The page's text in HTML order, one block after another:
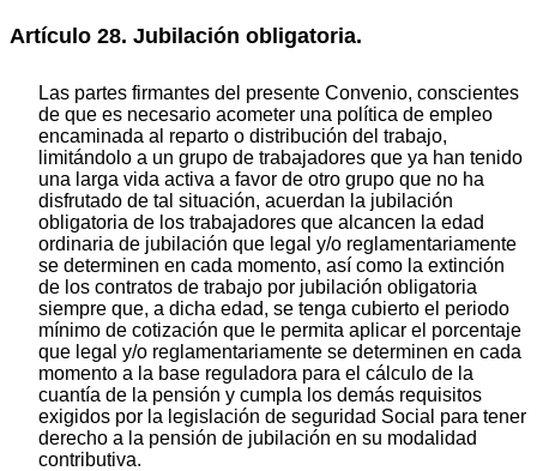
Artículo 28. Jubilación obligatoria.
Las partes firmantes del presente Convenio, conscientes
de que es necesario acometer una política de empleo
encaminada al reparto o distribución del trabajo,
limitándolo a un grupo de trabajadores que ya han tenido
una larga vida activa a favor de otro grupo que no ha
disfrutado de tal situación, acuerdan la jubilación
obligatoria de los trabajadores que alcancen la edad
ordinaria de jubilación que legal y/o reglamentariamente
se determinen en cada momento, así como la extinción
de los contratos de trabajo por jubilación obligatoria
siempre que, a dicha edad, se tenga cubierto el periodo
mínimo de cotización que le permita aplicar el porcentaje
que legal y/o reglamentariamente se determinen en cada
momento a la base reguladora para el cálculo de la
cuantía de la pensión y cumpla los demás requisitos
exigidos por la legislación de seguridad Social para tener
derecho a la pensión de jubilación en su modalidad
contributiva.